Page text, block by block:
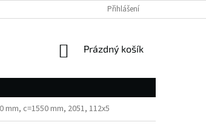
Přihlášení
NÁKUPNÍ
Prázdný košík
mm, c=1550 mm, 2051, 112x5